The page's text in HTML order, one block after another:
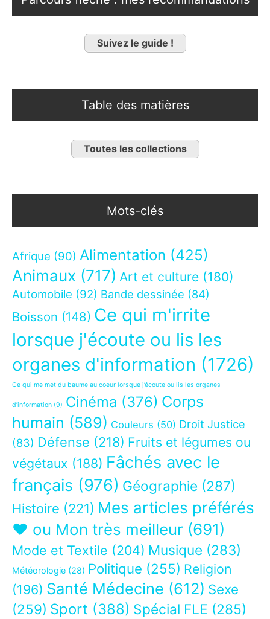
Suivez le guide !
Table des matières
Toutes les collections
Mots-clés
Afrique (90) Alimentation (425)
Animaux (717) Art et culture (180)
Automobile (92) Bande dessinée (84)
Boisson (148) Ce qui m'irrite
lorsque j'écoute ou lis les
organes d'information (1726)
Ce qui me met du baume au coeur lorsque j’écoute ou lis les organes
d’information (9) Cinéma (376) Corps
humain (589) Couleurs (50) Droit Justice
(83) Défense (218) Fruits et légumes ou
végétaux (188) Fâchés avec le
français (976) Géographie (287)
Histoire (221) Mes articles préférés
❤ ou Mon très meilleur (691)
Mode et Textile (204) Musique (283)
Météorologie (28) Politique (255) Religion
(196) Santé Médecine (612) Sexe
(259) Sport (388) Spécial FLE (285)